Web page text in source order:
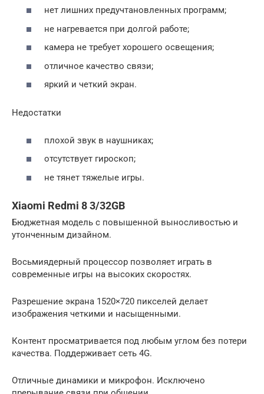
нет лишних предучтановленных программ;
не нагревается при долгой работе;
камера не требует хорошего освещения;
отличное качество связи;
яркий и четкий экран.
Недостатки
плохой звук в наушниках;
отсутствует гироскоп;
не тянет тяжелые игры.
Xiaomi Redmi 8 3/32GB
Бюджетная модель с повышенной выносливостью и
утонченным дизайном.
Восьмиядерный процессор позволяет играть в
современные игры на высоких скоростях.
Разрешение экрана 1520×720 пикселей делает
изображения четкими и насыщенными.
Контент просматривается под любым углом без потери
качества. Поддерживает сеть 4G.
Отличные динамики и микрофон. Исключено